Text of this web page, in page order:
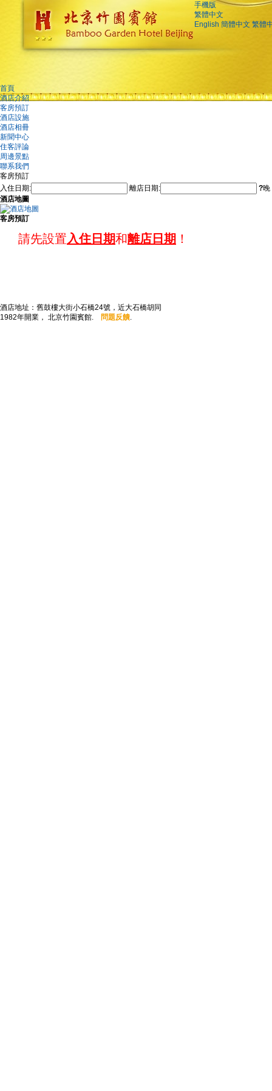
手機版
繁體中文
English 簡體中文 繁體
首頁
酒店介紹
客房預訂
酒店設施
酒店相冊
新聞中心
住客評論
周邊景點
聯系我們
客房預訂
入住日期:
離店日期: ?晚
酒店地圖
客房預訂
請先設置入住日期和離店日期 ！
酒店地址：舊鼓樓大街小石橋24號，近大石橋胡同
1982年開業， 北京竹園賓館.
問題反饋.